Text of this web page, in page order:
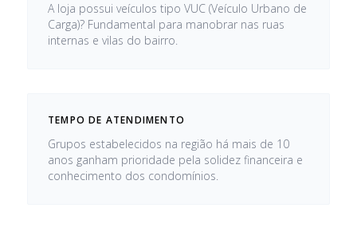
A loja possui veículos tipo VUC (Veículo Urbano de
Carga)? Fundamental para manobrar nas ruas
internas e vilas do bairro.
TEMPO DE ATENDIMENTO
Grupos estabelecidos na região há mais de 10
anos ganham prioridade pela solidez financeira e
conhecimento dos condomínios.